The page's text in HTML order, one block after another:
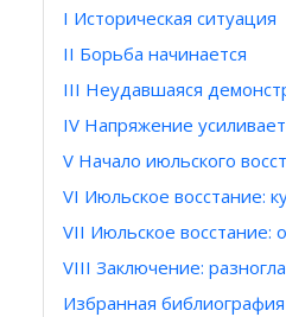
I Историческая ситуация
II Борьба начинается
III Неудавшаяся
IV Напряжение
V Начало июльского
VI Июльское восстание:
VII Июльское восстание:
VIII Заключение:
Избранная библиография